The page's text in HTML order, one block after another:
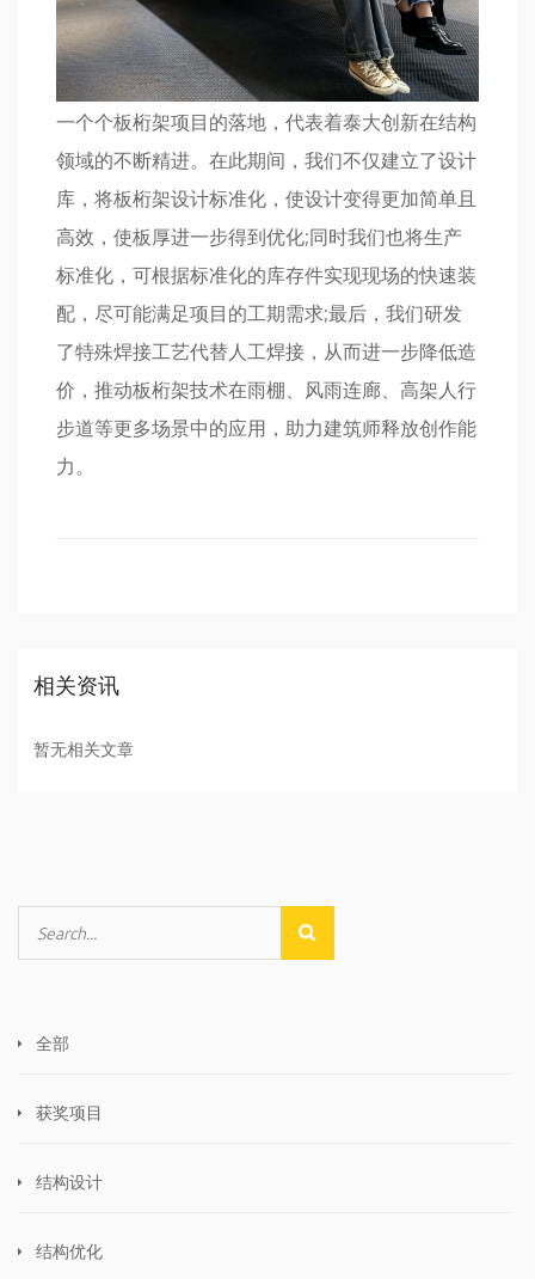
一个个板桁架项目的落地，代表着泰大创新在结构
领域的不断精进。在此期间，我们不仅建立了设计
库，将板桁架设计标准化，使设计变得更加简单且
高效，使板厚进一步得到优化;同时我们也将生产
标准化，可根据标准化的库存件实现现场的快速装
配，尽可能满足项目的工期需求;最后，我们研发
了特殊焊接工艺代替人工焊接，从而进一步降低造
价，推动板桁架技术在雨棚、风雨连廊、高架人行
步道等更多场景中的应用，助力建筑师释放创作能
力。
相关资讯
暂无相关文章
全部
获奖项目
结构设计
结构优化